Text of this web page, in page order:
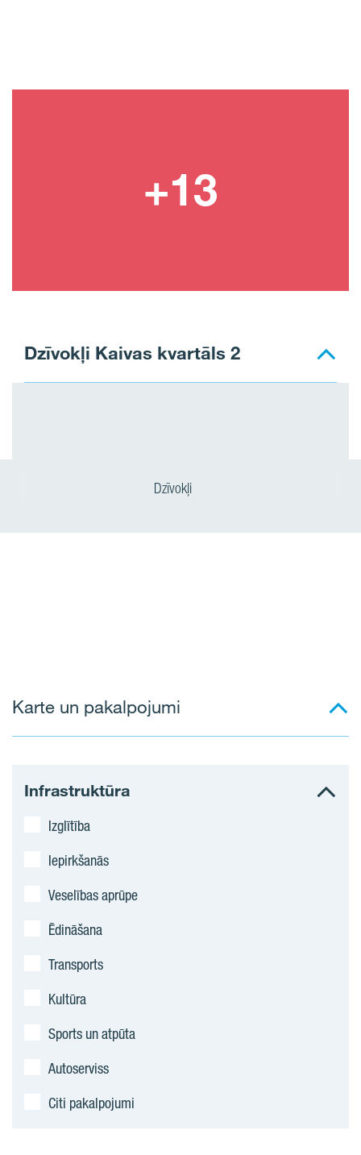
Dzīvokļi Kaivas kvartāls 2
Dzīvokļi
Karte un pakalpojumi
Infrastruktūra
Izglītība
Iepirkšanās
Veselības aprūpe
Ēdināšana
Transports
Kultūra
Sports un atpūta
Autoserviss
Citi pakalpojumi